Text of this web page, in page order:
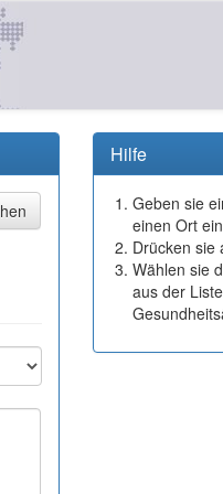
Hilfe
Geben sie
einen Ort ein
Drücken sie
Wählen sie
aus der